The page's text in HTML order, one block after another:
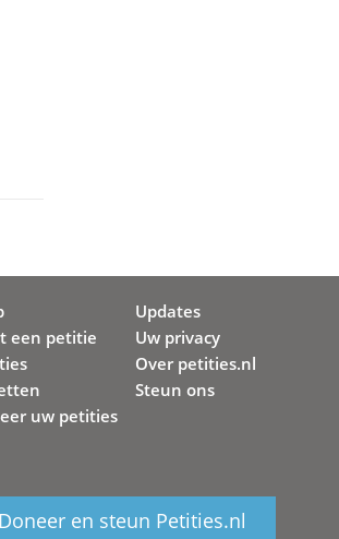
een petitie
uw petities
Updates
Uw privacy
Over petities.nl
Steun ons
Doneer en steun Petities.nl